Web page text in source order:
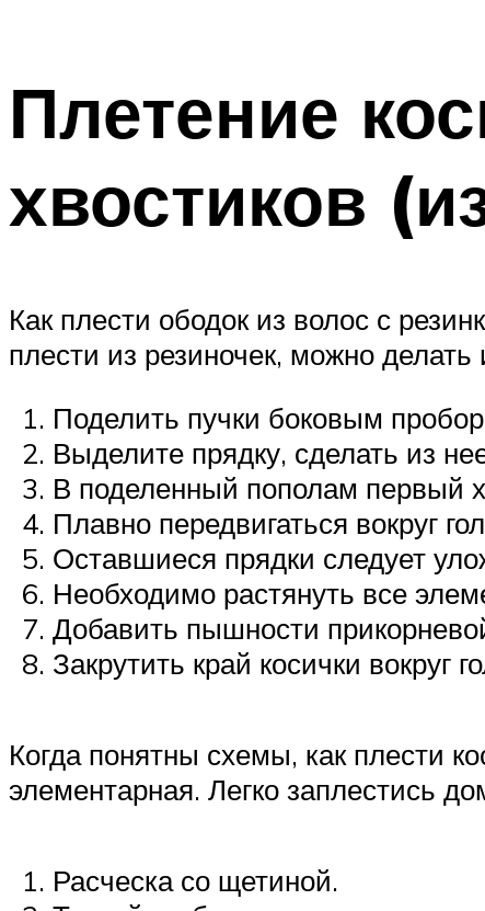
Плетение
хвостиков
Как плести ободок из волос с
плести из резиночек, можно
Поделить пучки боковым
Выделите прядку, сделать из
В поделенный пополам первый
Плавно передвигаться вокруг
Оставшиеся прядки следует
Необходимо растянуть все
Добавить пышности
Закрутить край косички вокруг
Когда понятны схемы, как плести
элементарная. Легко заплестись
Расческа со щетиной.